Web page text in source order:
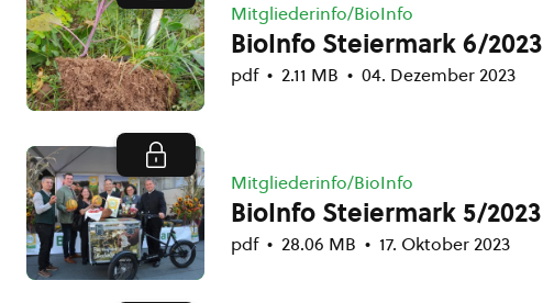
Mitgliederinfo/BioInfo
BioInfo Steiermark 6/2023
pdf 2.11 MB 04. Dezember 2023
Mitgliederinfo/BioInfo
BioInfo Steiermark 5/2023
pdf 28.06 MB 17. Oktober 2023